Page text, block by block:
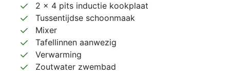
2 x 4 pits inductie kookplaat
Tussentijdse schoonmaak
Mixer
Tafellinnen aanwezig
Verwarming
Zoutwater zwembad